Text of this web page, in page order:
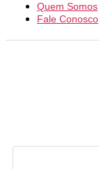
Quem Somos
Fale Conosco